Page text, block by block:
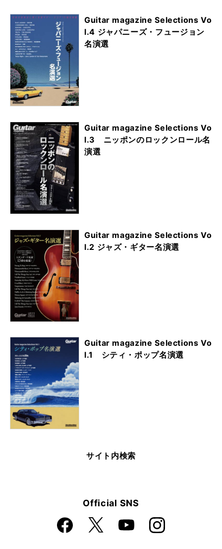
Guitar magazine Selections Vo
l.4 ジャパニーズ・フュージョン
名演選
Guitar magazine Selections Vo
l.3 ニッポンのロックンロール名
演選
Guitar magazine Selections Vo
l.2 ジャズ・ギター名演選
Guitar magazine Selections Vo
l.1 シティ・ポップ名演選
サイト内検索
Official SNS
Faceboo
k
X YouTube Instagra
m